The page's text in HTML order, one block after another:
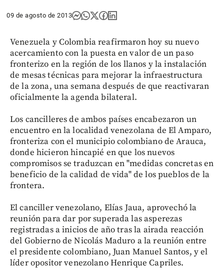
09 de agosto de 2013
Venezuela y Colombia reafirmaron hoy su nuevo
acercamiento con la puesta en valor de un paso
fronterizo en la región de los llanos y la instalación
de mesas técnicas para mejorar la infraestructura
de la zona, una semana después de que reactivaran
oficialmente la agenda bilateral.
Los cancilleres de ambos países encabezaron un
encuentro en la localidad venezolana de El Amparo,
fronteriza con el municipio colombiano de Arauca,
donde hicieron hincapié en que los nuevos
compromisos se traduzcan en "medidas concretas en
beneficio de la calidad de vida" de los pueblos de la
frontera.
El canciller venezolano, Elías Jaua, aprovechó la
reunión para dar por superada las asperezas
registradas a inicios de año tras la airada reacción
del Gobierno de Nicolás Maduro a la reunión entre
el presidente colombiano, Juan Manuel Santos, y el
líder opositor venezolano Henrique Capriles.